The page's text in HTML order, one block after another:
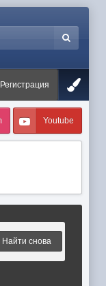
Регистрация
Youtube
Найти снова